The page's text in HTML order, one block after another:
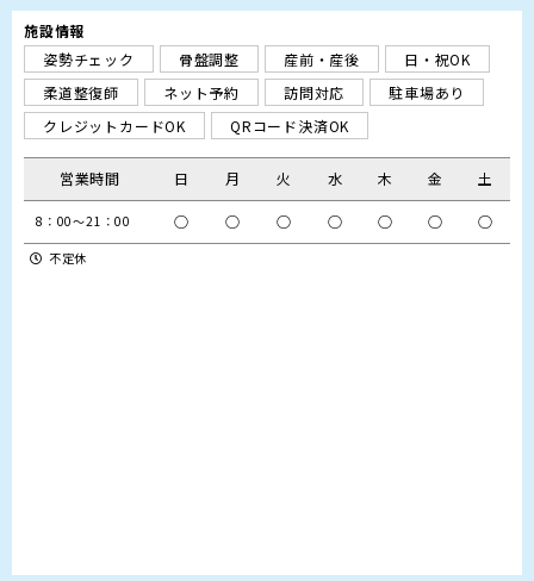
施設情報
姿勢チェック
骨盤調整 産前・産後
日・祝OK
柔道整復師
ネット予約 訪問対応
駐車場あり
クレジットカードOK
QRコード決済OK
営業時間 日 月 火 水 木 金 土
8：00～21：00 ○ ○ ○ ○ ○ ○ ○
不定休